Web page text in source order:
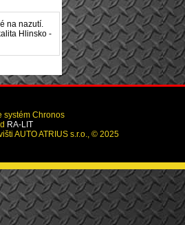
na nazutí.
Hlinsko -
systém Chronos
RA-LIT
AUTO ATRIUS s.r.o., © 2025